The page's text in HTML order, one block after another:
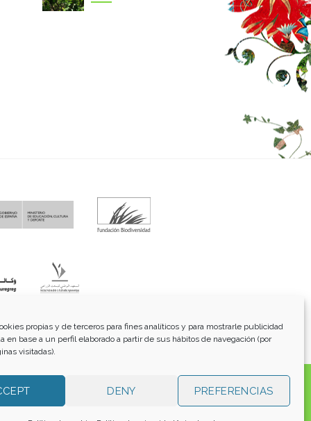
propias y de terceros para fines analíticos y para mostrarle publicidad
en base a un perfil elaborado a partir de sus hábitos de navegación (por
visitadas).
DENY PREFERENCIAS
Tel:91 543 46 73
ninguna marca, derecho de autor u otro aviso de
su uso personal, no comercial. Los enlaces a otros